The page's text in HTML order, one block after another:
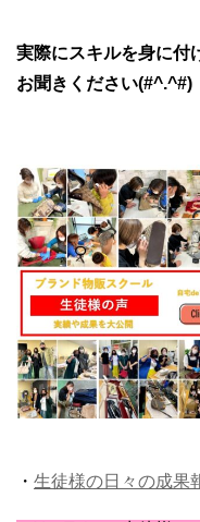
実際にスキルを身に付
お聞きください(#^.^#)
・ 生徒様の日々の成果